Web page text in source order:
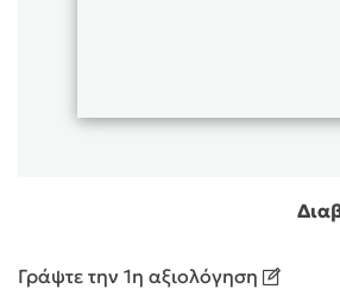
Κώστας Κρομμύδας
Το λιμάνι μου είσαι
Γράψτε την 1η αξιολόγηση